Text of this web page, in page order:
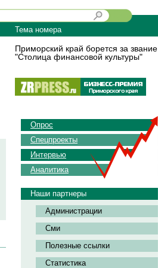
Тема номера
Приморский край борется за звание
"Столица финансовой культуры"
Опрос
Спецпроекты
Интервью
Аналитика
Наши партнеры
Администрации
Сми
Полезные ссылки
Статистика